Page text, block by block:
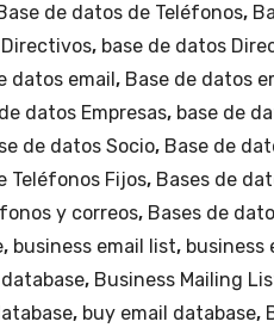
de datos de Teléfonos,
, base de datos
datos email , Base de datos
datos Empresas, base de
de datos Socio, Base de
Teléfonos Fijos, Bases de
y correos, Bases de
, business email list, business
, Business Mailing
, buy email database,